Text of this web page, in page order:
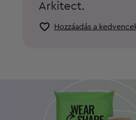
Arkitect.
Hozzáadás a